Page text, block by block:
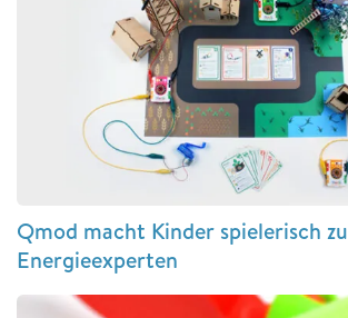
Qmod macht Kinder spielerisch zu
Energieexperten